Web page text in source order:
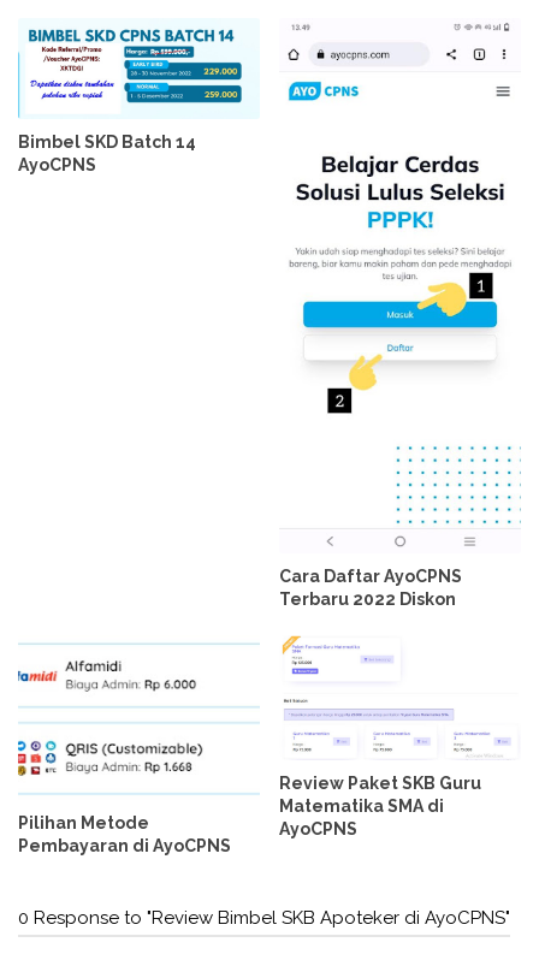
Bimbel SKD Batch 14
AyoCPNS
Cara Daftar AyoCPNS
Terbaru 2022 Diskon
Pilihan Metode
Pembayaran di AyoCPNS
Review Paket SKB Guru
Matematika SMA di
AyoCPNS
0 Response to "Review Bimbel SKB Apoteker di AyoCPNS"